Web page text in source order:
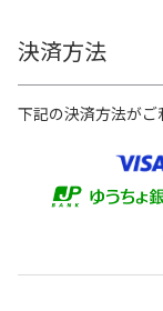
決済方法
下記の決済方法がご